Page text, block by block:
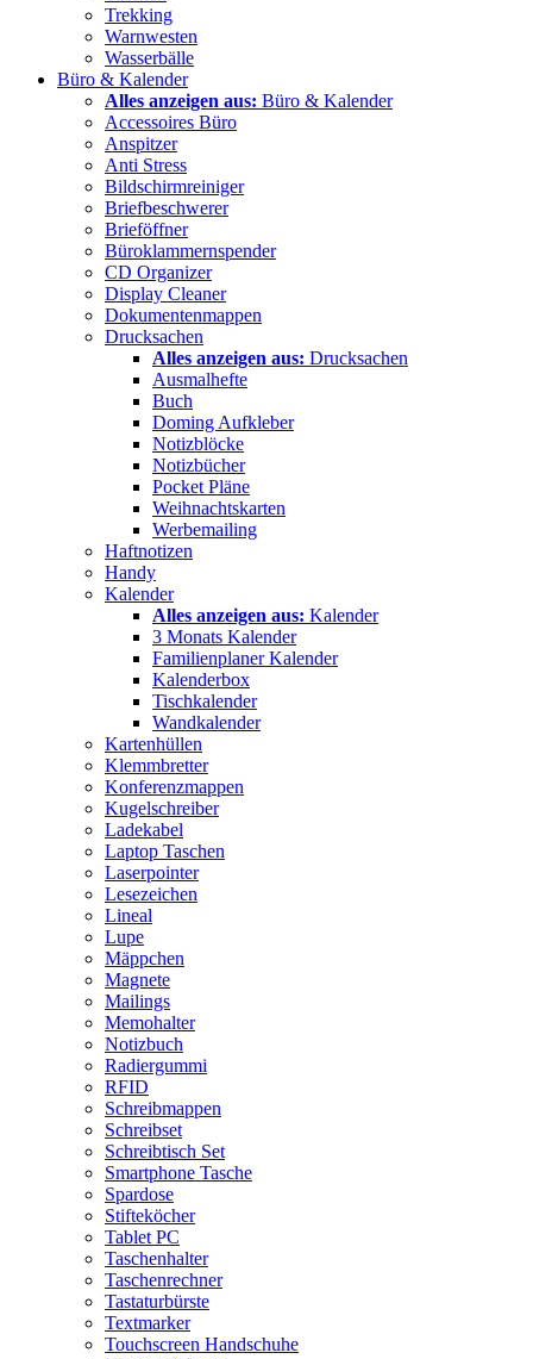
Trekking
Warnwesten
Wasserbälle
Büro & Kalender
Alles anzeigen aus: Büro & Kalender
Accessoires Büro
Anspitzer
Anti Stress
Bildschirmreiniger
Briefbeschwerer
Brieföffner
Büroklammernspender
CD Organizer
Display Cleaner
Dokumentenmappen
Drucksachen
Alles anzeigen aus: Drucksachen
Ausmalhefte
Buch
Doming Aufkleber
Notizblöcke
Notizbücher
Pocket Pläne
Weihnachtskarten
Werbemailing
Haftnotizen
Handy
Kalender
Alles anzeigen aus: Kalender
3 Monats Kalender
Familienplaner Kalender
Kalenderbox
Tischkalender
Wandkalender
Kartenhüllen
Klemmbretter
Konferenzmappen
Kugelschreiber
Ladekabel
Laptop Taschen
Laserpointer
Lesezeichen
Lineal
Lupe
Mäppchen
Magnete
Mailings
Memohalter
Notizbuch
Radiergummi
RFID
Schreibmappen
Schreibset
Schreibtisch Set
Smartphone Tasche
Spardose
Stifteköcher
Tablet PC
Taschenhalter
Taschenrechner
Tastaturbürste
Textmarker
Touchscreen Handschuhe